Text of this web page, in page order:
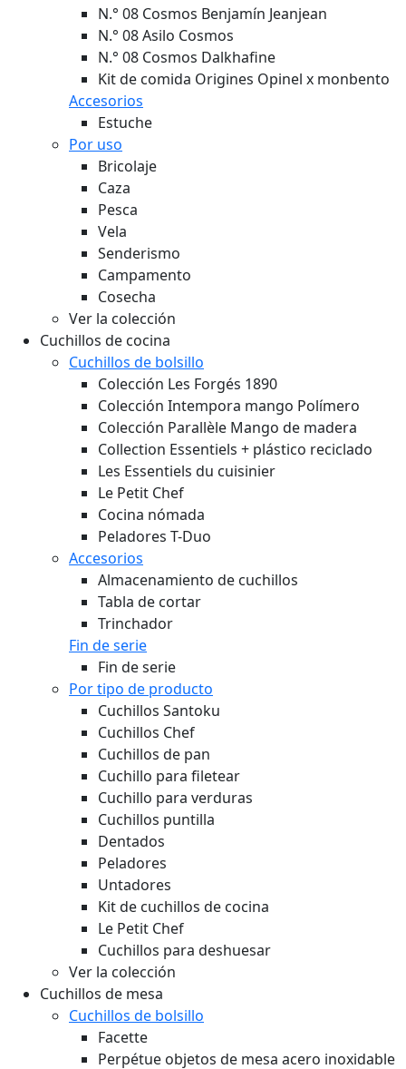
N.° 08 Cosmos Benjamín Jeanjean
N.° 08 Asilo Cosmos
N.° 08 Cosmos Dalkhafine
Kit de comida Origines Opinel x monbento
Accesorios
Estuche
Por uso
Bricolaje
Caza
Pesca
Vela
Senderismo
Campamento
Cosecha
Ver la colección
Cuchillos de cocina
Cuchillos de bolsillo
Colección Les Forgés 1890
Colección Intempora mango Polímero
Colección Parallèle Mango de madera
Collection Essentiels + plástico reciclado
Les Essentiels du cuisinier
Le Petit Chef
Cocina nómada
Peladores T-Duo
Accesorios
Almacenamiento de cuchillos
Tabla de cortar
Trinchador
Fin de serie
Fin de serie
Por tipo de producto
Cuchillos Santoku
Cuchillos Chef
Cuchillos de pan
Cuchillo para filetear
Cuchillo para verduras
Cuchillos puntilla
Dentados
Peladores
Untadores
Kit de cuchillos de cocina
Le Petit Chef
Cuchillos para deshuesar
Ver la colección
Cuchillos de mesa
Cuchillos de bolsillo
Facette
Perpétue objetos de mesa acero inoxidable